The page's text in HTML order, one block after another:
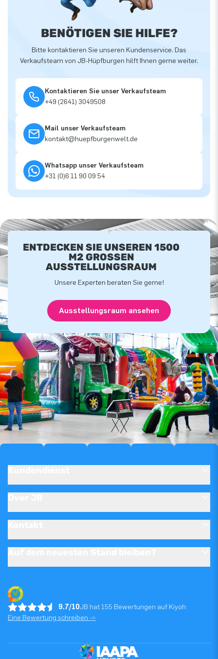
BENÖTIGEN SIE HILFE?
Bitte kontaktieren Sie unseren Kundenservice. Das
Verkaufsteam von JB-Hüpfburgen hilft Ihnen gerne weiter.
Kontaktieren Sie unser Verkaufsteam
+49 (2641) 3049508
Mail unser Verkaufsteam
kontakt@huepfburgenwelt.de
Whatsapp unser Verkaufsteam
+31 (0)6 11 90 09 54
ENTDECKEN SIE UNSEREN 1500
M2 GROSSEN A
USSTELLUNGSRAUM
Unsere Experten beraten Sie gerne!
Ausstellungsraum ansehen
9.7/10JB hat 155 Bewertungen auf Kiyoh
Eine Bewertung schreiben ->